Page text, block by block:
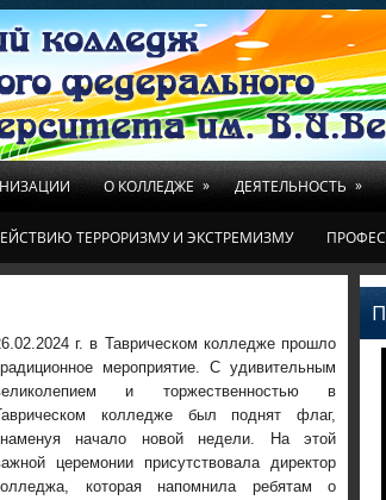
О КОЛЛЕДЖЕ » ДЕЯТЕЛЬНОСТЬ »
ТЕРРОРИЗМУ И ЭКСТРЕМИЗМУ
г. в Таврическом колледже прошло
мероприятие. С удивительным
и торжественностью в
колледже был поднят флаг,
начало новой недели. На этой
церемонии присутствовала директор
которая напомнила ребятам о